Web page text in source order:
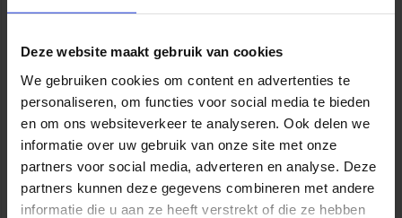
Deze website maakt gebruik van cookies
We gebruiken cookies om content en advertenties te
personaliseren, om functies voor social media te bieden
en om ons websiteverkeer te analyseren. Ook delen we
informatie over uw gebruik van onze site met onze
partners voor social media, adverteren en analyse. Deze
partners kunnen deze gegevens combineren met andere
informatie die u aan ze heeft verstrekt of die ze hebben
Succesvol Projectmanagement in de Zorg